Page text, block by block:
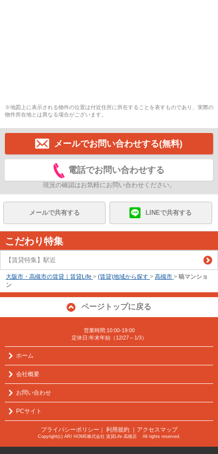
※地図上に表示される物件の位置は付近住所に所在することを表すものであり、実際の
物件所在地とは異なる場合がございます。
メールでお問い合わせする(無料)
電話でお問い合わせする
現況の確認はお気軽にお問い合わせください。
メールで共有する LINEで共有する
こだわり特集
【賃貸特集】駅近
大阪市・高槻市の賃貸｜賃貸Life > (賃貸)地域から探す > 高槻市 > 暁マンショ
ン
ページトップに戻る
営業時間:10:00-19:00
定休日:年末年始（12/27～1/3）
ホーム
会社概要
お問い合わせ
PCサイト
プライバシーポリシー 利用規約 ｜アクセスマップ
Copyright(c) ARI HOME株式会社 賃貸Life 高槻店 All rights reserved.